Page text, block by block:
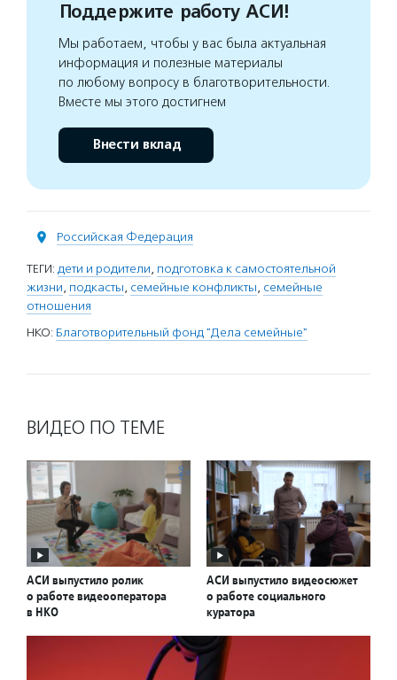
Поддержите работу АСИ!
Мы работаем, чтобы у вас была актуальная
информация и полезные материалы
по любому вопросу в благотворительности.
Вместе мы этого достигнем
Внести вклад
Российская Федерация
ТЕГИ: дети и родители, подготовка к самостоятельной
жизни, подкасты, семейные конфликты, семейные
отношения
НКО: Благотворительный фонд "Дела семейные"
ВИДЕО ПО ТЕМЕ
АСИ выпустило ролик
о работе видеооператора
в НКО
АСИ выпустило видеосюжет
о работе социального
куратора